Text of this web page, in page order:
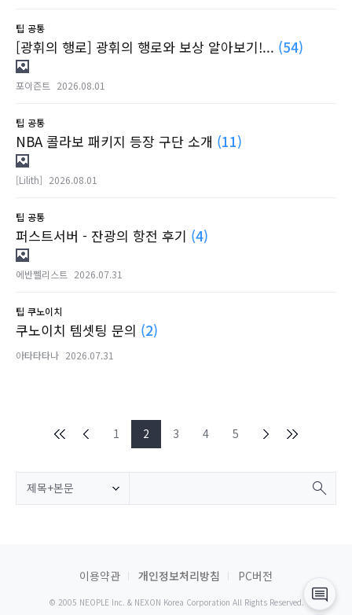
팁 공통
[광휘의 행로] 광휘의 행로와 보상 알아보기!... (54)
포이즌트 2026.08.01
팁 공통
NBA 콜라보 패키지 등장 구단 소개 (11)
[Lilith] 2026.08.01
팁 공통
퍼스트서버 - 잔광의 항전 후기 (4)
에반쩰리스트 2026.07.31
팁 쿠노이치
쿠노이치 템셋팅 문의 (2)
아타타타나 2026.07.31
1 2 3 4 5
제목+본문
이용약관 개인정보처리방침 PC버전
© 2005 NEOPLE Inc. & NEXON Korea Corporation All Rights Reserved.